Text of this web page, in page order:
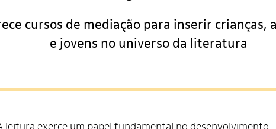
cursos de mediação para inserir crianças,
e jovens no universo da literatura